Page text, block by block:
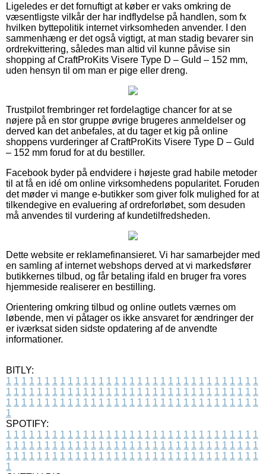
Ligeledes er det fornuftigt at køber er vaks omkring de
væsentligste vilkår der har indflydelse på handlen, som fx
hvilken byttepolitik internet virksomheden anvender. I den
sammenhæng er det også vigtigt, at man stadig bevarer sin
ordrekvittering, således man altid vil kunne påvise sin
shopping af CraftProKits Visere Type D – Guld – 152 mm,
uden hensyn til om man er pige eller dreng.
Trustpilot frembringer ret fordelagtige chancer for at se
nøjere på en stor gruppe øvrige brugeres anmeldelser og
derved kan det anbefales, at du tager et kig på online
shoppens vurderinger af CraftProKits Visere Type D – Guld
– 152 mm forud for at du bestiller.
Facebook byder på endvidere i højeste grad habile metoder
til at få en idé om online virksomhedens popularitet. Foruden
det møder vi mange e-butikker som giver folk mulighed for at
tilkendegive en evaluering af ordreforløbet, som desuden
må anvendes til vurdering af kundetilfredsheden.
Dette website er reklamefinansieret. Vi har samarbejder med
en samling af internet webshops derved at vi markedsfører
butikkernes tilbud, og får betaling ifald en bruger fra vores
hjemmeside realiserer en bestilling.
Orientering omkring tilbud og online outlets værnes om
løbende, men vi påtager os ikke ansvaret for ændringer der
er iværksat siden sidste opdatering af de anvendte
informationer.
BITLY:
1 1 1 1 1 1 1 1 1 1 1 1 1 1 1 1 1 1 1 1 1 1 1 1 1 1 1 1 1 1 1 1 1
1 1 1 1 1 1 1 1 1 1 1 1 1 1 1 1 1 1 1 1 1 1 1 1 1 1 1 1 1 1 1 1 1
1 1 1 1 1 1 1 1 1 1 1 1 1 1 1 1 1 1 1 1 1 1 1 1 1 1 1 1 1 1 1 1 1
1
SPOTIFY:
1 1 1 1 1 1 1 1 1 1 1 1 1 1 1 1 1 1 1 1 1 1 1 1 1 1 1 1 1 1 1 1 1
1 1 1 1 1 1 1 1 1 1 1 1 1 1 1 1 1 1 1 1 1 1 1 1 1 1 1 1 1 1 1 1 1
1 1 1 1 1 1 1 1 1 1 1 1 1 1 1 1 1 1 1 1 1 1 1 1 1 1 1 1 1 1 1 1 1
1